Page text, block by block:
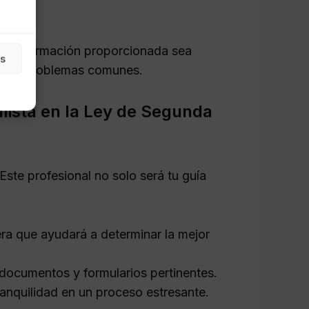
información proporcionada sea
problemas comunes.
en la Ley de Segunda
profesional no solo será tu guía
que ayudará a determinar la mejor
y formularios pertinentes.
en un proceso estresante.